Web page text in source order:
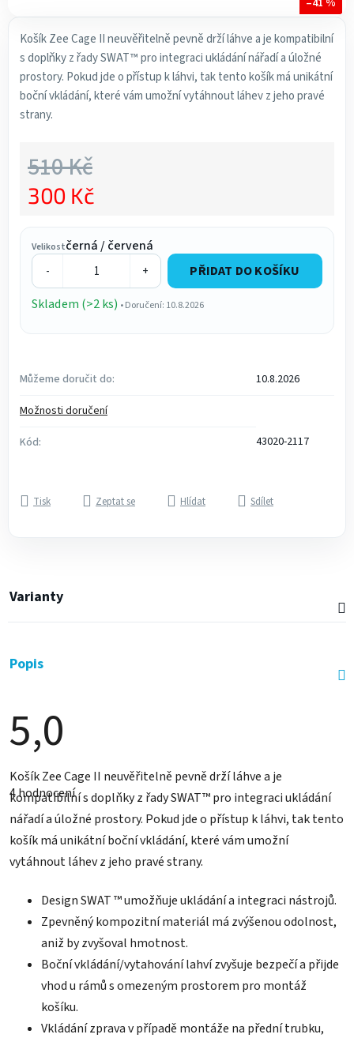
Košík Zee Cage II neuvěřitelně pevně drží láhve a je kompatibilní
s doplňky z řady SWAT™ pro integraci ukládání nářadí a úložné
prostory. Pokud jde o přístup k láhvi, tak tento košík má unikátní
boční vkládání, které vám umožní vytáhnout láhev z jeho pravé
strany.
Velikostčerná / červená
- +
PŘIDAT DO KOŠÍKU
Skladem (>2 ks) • Doručení: 10.8.2026
Můžeme doručit do:
10.8.2026
Možnosti doručení
Kód:
43020-2117
510 Kč
300 Kč
Tisk Zeptat se Hlídat Sdílet
–41 %
Varianty
Popis
5,0
Průměrné
hodnocení
produktu
5,0
z
5
hvězdiček.
4 hodnocení
Košík Zee Cage II neuvěřitelně pevně drží láhve a je
kompatibilní s doplňky z řady SWAT™ pro integraci ukládání
nářadí a úložné prostory. Pokud jde o přístup k láhvi, tak tento
košík má unikátní boční vkládání, které vám umožní
vytáhnout láhev z jeho pravé strany.
Design SWAT ™ umožňuje ukládání a integraci nástrojů.
Zpevněný kompozitní materiál má zvýšenou odolnost,
aniž by zvyšoval hmotnost.
Boční vkládání/vytahování lahví zvyšuje bezpečí a přijde
vhod u rámů s omezeným prostorem pro montáž
košíku.
Vkládání zprava v případě montáže na přední trubku,